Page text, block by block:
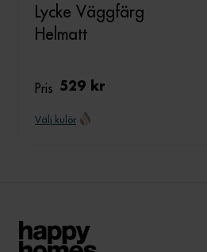
Lycke Väggfärg
Helmatt
Pris 529 kr
Välj kulör